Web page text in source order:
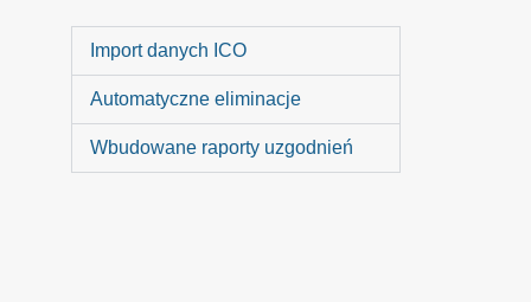
Import danych ICO
Automatyczne eliminacje
Wbudowane raporty uzgodnień